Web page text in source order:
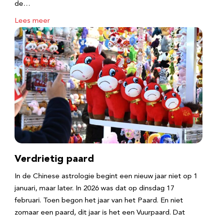
de…
Lees meer
Verdrietig paard
In de Chinese astrologie begint een nieuw jaar niet op 1
januari, maar later. In 2026 was dat op dinsdag 17
februari. Toen begon het jaar van het Paard. En niet
zomaar een paard, dit jaar is het een Vuurpaard. Dat